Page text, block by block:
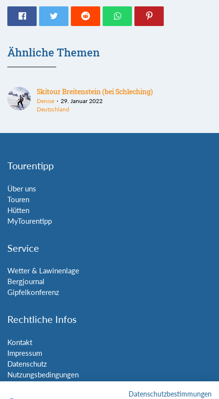
Ähnliche Themen
Skitour Breitenstein (bei Schleching)
Denise
29. Januar 2022
Deutschland
Tourentipp
Über uns
Touren
Hütten
MyTourentipp
Service
Wetter & Lawinenlage
Bergjournal
Gipfelkonferenz
Rechtliche Infos
Kontakt
Impressum
Datenschutz
Nutzungsbedingungen
Datenschutzbestimmungen